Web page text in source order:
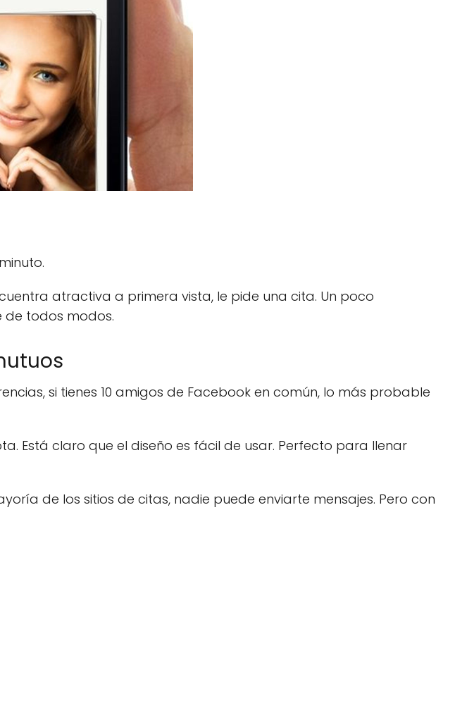
atractiva a primera vista, le pide una cita. Un poco
de todos modos.
si tienes 10 amigos de Facebook en común, lo más probable
Está claro que el diseño es fácil de usar. Perfecto para llenar
de los sitios de citas, nadie puede enviarte mensajes. Pero con